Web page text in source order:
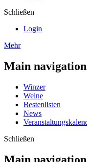
Schließen
Login
Mehr
Main
Winzer
Weine
Bestenlisten
News
Schließen
Main